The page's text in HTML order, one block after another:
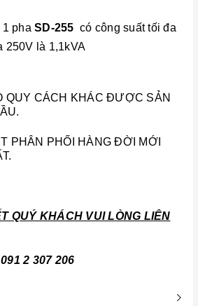
pha SD-255 có công suất tối đa
250V là 1,1kVA
QUY CÁCH KHÁC ĐƯỢC SẢN
PHÂN PHỐI HÀNG ĐỜI MỚI
QUÝ KHÁCH VUI LÒNG LIÊN
2 307 206